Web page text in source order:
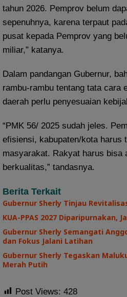
tahun 2026. Pemprov belum
sepenuhnya, karena terpaut
pusat kepada Pemprov yang
miliar,” katanya.
Dalam pandangan Gubernur,
rambu-rambu tentang tata cara
daerah perlu penyesuaian
“PMK 56/ 2025 sudah jeles.
efisiensi, kabupaten/kota harus
masyarakat. Rakyat harus bisa
berkualitas,” tandasnya.
Berita Terkait
Gubernur Sherly Tinjau
KUA-PPAS 2027 Diparipurnakan,
Gubernur Sherly Semangati
dan Fokus Jalani Latihan
Gubernur Sherly Tegaskan
Merah Putih
Post Views: 428